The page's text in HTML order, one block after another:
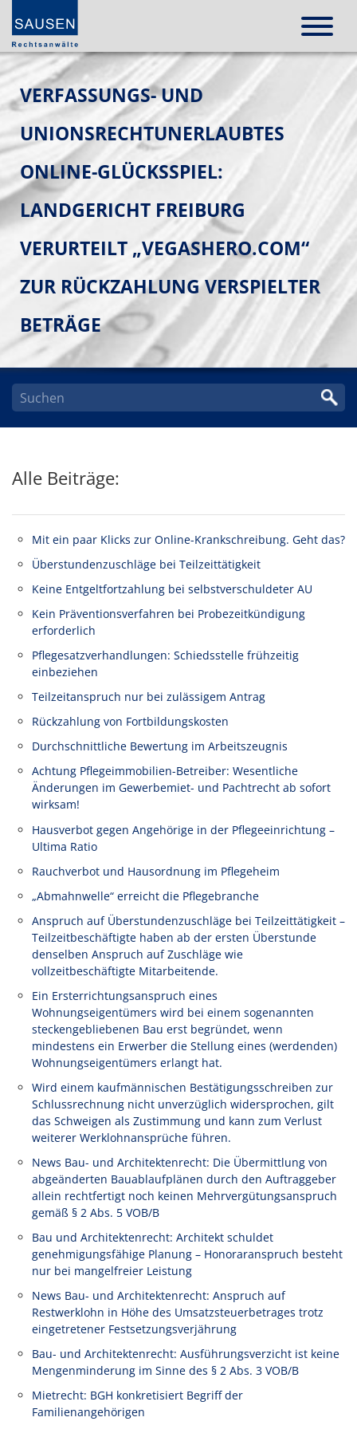
VERFASSUNGS- UND
UNIONSRECHTUNERLAUBTES
ONLINE-GLÜCKSSPIEL:
LANDGERICHT FREIBURG
VERURTEILT „VEGASHERO.COM“
ZUR RÜCKZAHLUNG VERSPIELTER
BETRÄGE
Alle Beiträge:
Mit ein paar Klicks zur Online-Krankschreibung. Geht das?
Überstundenzuschläge bei Teilzeittätigkeit
Keine Entgeltfortzahlung bei selbstverschuldeter AU
Kein Präventionsverfahren bei Probezeitkündigung
erforderlich
Pflegesatzverhandlungen: Schiedsstelle frühzeitig
einbeziehen
Teilzeitanspruch nur bei zulässigem Antrag
Rückzahlung von Fortbildungskosten
Durchschnittliche Bewertung im Arbeitszeugnis
Achtung Pflegeimmobilien-Betreiber: Wesentliche
Änderungen im Gewerbemiet- und Pachtrecht ab sofort
wirksam!
Hausverbot gegen Angehörige in der Pflegeeinrichtung –
Ultima Ratio
Rauchverbot und Hausordnung im Pflegeheim
„Abmahnwelle“ erreicht die Pflegebranche
Anspruch auf Überstundenzuschläge bei Teilzeittätigkeit –
Teilzeitbeschäftigte haben ab der ersten Überstunde
denselben Anspruch auf Zuschläge wie
vollzeitbeschäftigte Mitarbeitende.
Ein Ersterrichtungsanspruch eines
Wohnungseigentümers wird bei einem sogenannten
steckengebliebenen Bau erst begründet, wenn
mindestens ein Erwerber die Stellung eines (werdenden)
Wohnungseigentümers erlangt hat.
Wird einem kaufmännischen Bestätigungsschreiben zur
Schlussrechnung nicht unverzüglich widersprochen, gilt
das Schweigen als Zustimmung und kann zum Verlust
weiterer Werklohnansprüche führen.
News Bau- und Architektenrecht: Die Übermittlung von
abgeänderten Bauablaufplänen durch den Auftraggeber
allein rechtfertigt noch keinen Mehrvergütungsanspruch
gemäß § 2 Abs. 5 VOB/B
Bau und Architektenrecht: Architekt schuldet
genehmigungsfähige Planung – Honoraranspruch besteht
nur bei mangelfreier Leistung
News Bau- und Architektenrecht: Anspruch auf
Restwerklohn in Höhe des Umsatzsteuerbetrages trotz
eingetretener Festsetzungsverjährung
Bau- und Architektenrecht: Ausführungsverzicht ist keine
Mengenminderung im Sinne des § 2 Abs. 3 VOB/B
Mietrecht: BGH konkretisiert Begriff der
Familienangehörigen